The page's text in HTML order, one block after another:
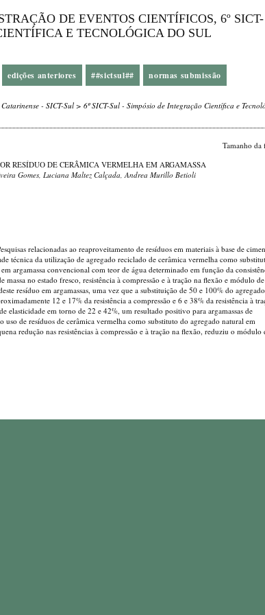
DE EVENTOS CIENTÍFICOS, 6º SICT-
E TECNOLÓGICA DO SUL
edições anteriores ##sictsul## normas submissão
- SICT-Sul > 6º SICT-Sul - Simpósio de Integração Científica e
Tamanho
RESÍDUO DE CERÂMICA VERMELHA EM ARGAMASSA
Gomes, Luciana Maltez Calçada, Andrea Murillo Betioli
relacionadas ao reaproveitamento de resíduos em materiais à base de
técnica da utilização de agregado reciclado de cerâmica vermelha como
argamassa convencional com teor de água determinado em função da
no estado fresco, resistência à compressão e à tração na flexão e módulo de
resíduo em argamassas, uma vez que a substituição de 50 e 100% do agregado
12 e 17% da resistência a compressão e 6 e 38% da resistência à
em torno de 22 e 42%, um resultado positivo para argamassas de
uso de resíduos de cerâmica vermelha como substituto do agregado natural em
redução nas resistências à compressão e à tração na flexão, reduziu o módulo